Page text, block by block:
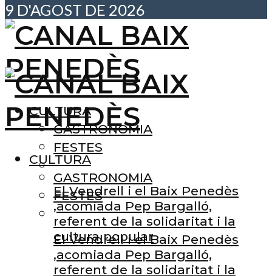
9 D'AGOST DE 2026
CULTURA
GASTRONOMIA
FESTES
El Vendrell i el Baix Penedès
,acomiada Pep Bargalló,
referent de la solidaritat i la
cultura popular
CULTURA
GASTRONOMIA
FESTES
El Vendrell i el Baix Penedès
,acomiada Pep Bargalló,
referent de la solidaritat i la